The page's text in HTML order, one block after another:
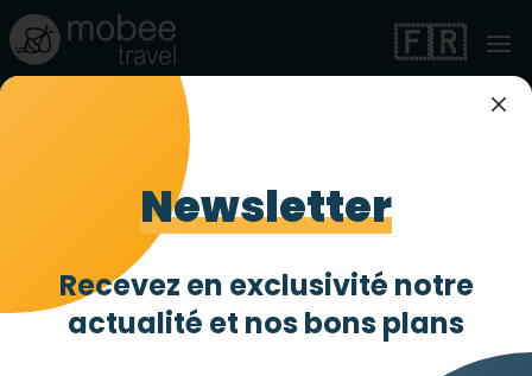
🇫🇷
Kyriad Montpellier
Est - Lunel
Très accessible
Lunel,FR
Newsletter
Recevez en exclusivité notre
actualité et nos bons plans